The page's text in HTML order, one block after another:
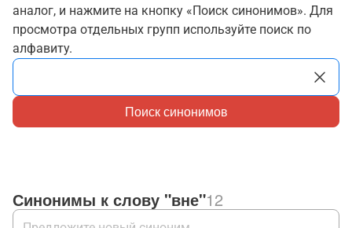
аналог, и нажмите на кнопку «Поиск синонимов». Для
просмотра отдельных групп используйте поиск по
алфавиту.
Поиск синонимов
Синонимы к слову "вне"12